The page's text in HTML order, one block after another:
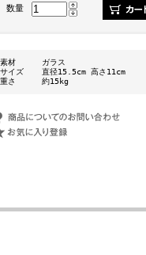
数量
素材
ガラス
サイズ
直径15.5cm 高さ11cm
重さ
約15kg